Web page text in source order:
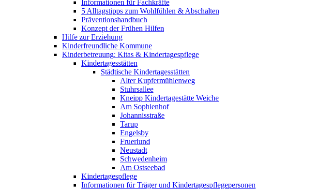
Informationen für Fachkräfte
5 Alltagstipps zum Wohlfühlen & Abschalten
Präventionshandbuch
Konzept der Frühen Hilfen
Hilfe zur Erziehung
Kinderfreundliche Kommune
Kinderbetreuung: Kitas & Kindertagespflege
Kindertagesstätten
Städtische Kindertagesstätten
Alter Kupfermühlenweg
Stuhrsallee
Kneipp Kindertagestätte Weiche
Am Sophienhof
Johannisstraße
Tarup
Engelsby
Fruerlund
Neustadt
Schwedenheim
Am Ostseebad
Kindertagespflege
Informationen für Träger und Kindertagespflegepersonen